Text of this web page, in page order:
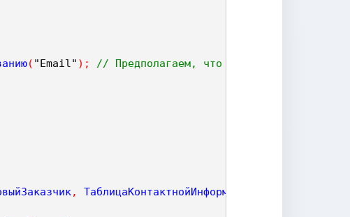
( "Email" ) ;
// Предполагаем, что такой вид
, ТаблицаКонтактнойИнформации